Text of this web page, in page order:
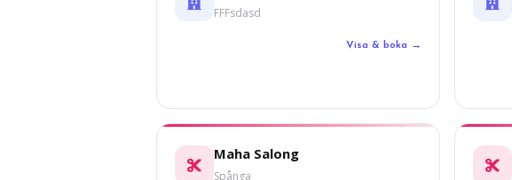
FFFsdasd
Visa & boka →
Maha Salong
Spånga